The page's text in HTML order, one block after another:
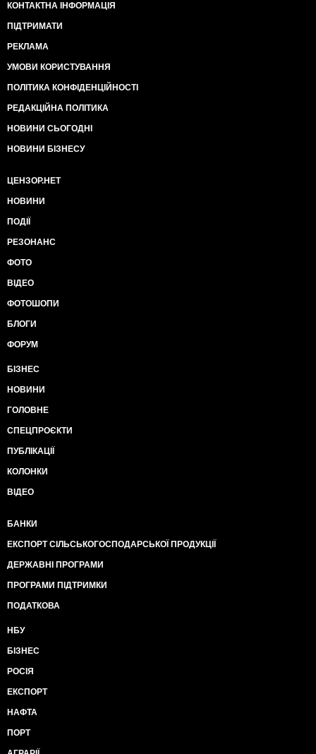
КОНТАКТНА ІНФОРМАЦІЯ
ПІДТРИМАТИ
РЕКЛАМА
УМОВИ КОРИСТУВАННЯ
ПОЛІТИКА КОНФІДЕНЦІЙНОСТІ
РЕДАКЦІЙНА ПОЛІТИКА
НОВИНИ СЬОГОДНІ
НОВИНИ БІЗНЕСУ
ЦЕНЗОР.НЕТ
НОВИНИ
ПОДІЇ
РЕЗОНАНС
ФОТО
ВІДЕО
ФОТОШОПИ
БЛОГИ
ФОРУМ
БІЗНЕС
НОВИНИ
ГОЛОВНЕ
СПЕЦПРОЄКТИ
ПУБЛІКАЦІЇ
КОЛОНКИ
ВІДЕО
БАНКИ
ЕКСПОРТ СІЛЬСЬКОГОСПОДАРСЬКОЇ ПРОДУКЦІЇ
ДЕРЖАВНІ ПРОГРАМИ
ПРОГРАМИ ПІДТРИМКИ
ПОДАТКОВА
НБУ
БІЗНЕС
РОСІЯ
ЕКСПОРТ
НАФТА
ПОРТ